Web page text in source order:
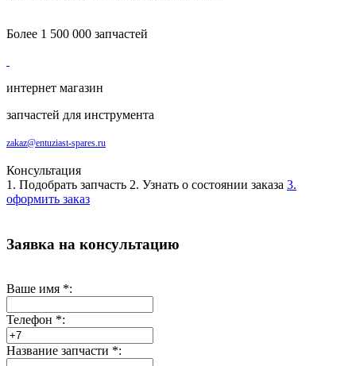
Более 1 500 000 запчастей
интернет магазин
запчастей для инструмента
zakaz@entuziast-spares.ru
Консультация
1. Подобрать запчасть 2. Узнать о состоянии заказа 3.
оформить заказ
Заявка на консультацию
Ваше имя *:
Телефон *:
Название запчасти *: